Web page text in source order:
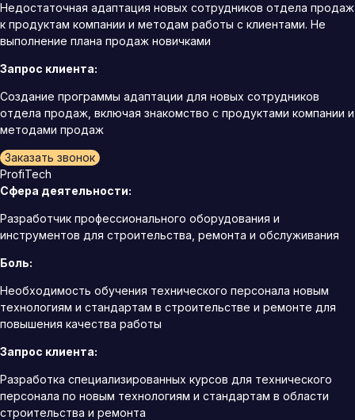
Недостаточная адаптация новых сотрудников отдела продаж
к продуктам компании и методам работы с клиентами. Не
выполнение плана продаж новичками
Запрос клиента:
Создание программы адаптации для новых сотрудников
отдела продаж, включая знакомство с продуктами компании и
методами продаж
Заказать звонок
ProfiTech
Сфера деятельности:
Разработчик профессионального оборудования и
инструментов для строительства, ремонта и обслуживания
Боль:
Необходимость обучения технического персонала новым
технологиям и стандартам в строительстве и ремонте для
повышения качества работы
Запрос клиента:
Разработка специализированных курсов для технического
персонала по новым технологиям и стандартам в области
строительства и ремонта